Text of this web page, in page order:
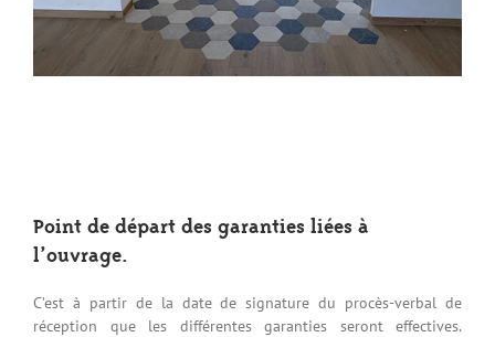
Point de départ des garanties liées à
l’ouvrage.
C’est à partir de la date de signature du procès-verbal de
réception que les différentes garanties seront effectives.